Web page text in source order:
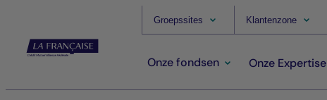
Groepssites Klantenzone
Onze fondsen Onze Expertise